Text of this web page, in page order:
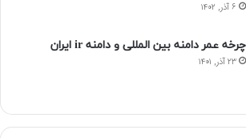
۶ آذر, ۱۴۰۲
چرخه عمر دامنه بین المللی و دامنه ir ایران
۲۳ آذر, ۱۴۰۱